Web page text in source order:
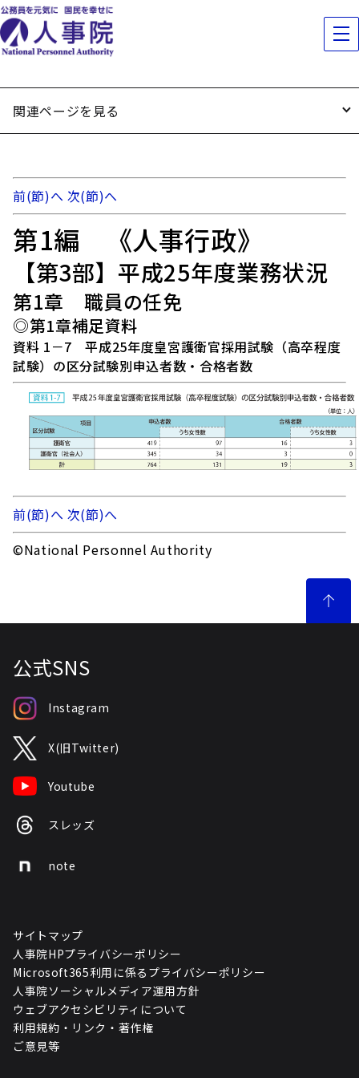
関連ページを見る
前(節)へ 次(節)へ
第1編 《人事行政》
【第3部】平成25年度業務状況
第1章 職員の任免
◎第1章補足資料
資料 1－7 平成25年度皇宮護衛官採用試験（高卒程度
試験）の区分試験別申込者数・合格者数
前(節)へ 次(節)へ
©National Personnel Authority
公式SNS
Instagram
X(旧Twitter)
Youtube
スレッズ
note
サイトマップ
人事院HPプライバシーポリシー
Microsoft365利用に係るプライバシーポリシー
人事院ソーシャルメディア運用方針
ウェブアクセシビリティについて
利用規約・リンク・著作権
ご意見等